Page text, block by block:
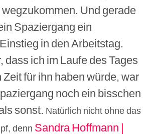
Und gerade
Spaziergang ein
in den Arbeitstag.
dass ich im Laufe des Tages
für ihn haben würde, war
noch ein bisschen
sonst. Natürlich nicht ohne das
denn Sandra Hoffmann |